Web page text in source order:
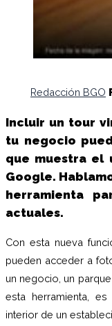
Redacción BGO
Incluir un tour
tu negocio
que muestra el
Google.
herramienta
actuales.
Con esta nueva
pueden acceder a
un negocio, un
esta herramienta,
interior de un